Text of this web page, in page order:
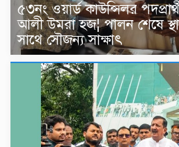
৫৩নং ওয়ার্ড কাউন্সিলর
আলী উমরা হজ¦ পালন শেষে
সাথে সৌজন্য সাক্ষাৎ